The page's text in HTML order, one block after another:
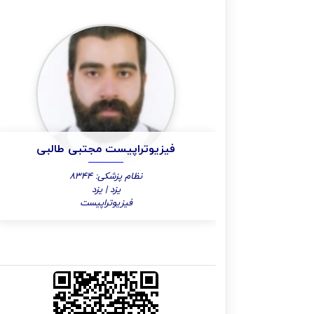
فیزیوتراپیست مجتبی طالبی
نظام پزشکی: 8344
یزد | یزد
فیزیوتراپیست